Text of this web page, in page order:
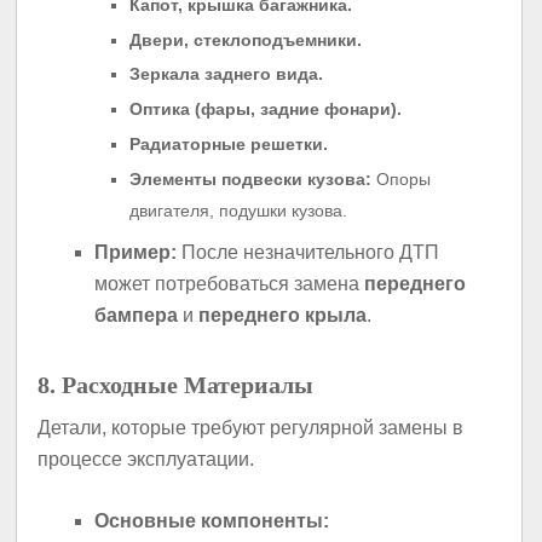
Капот, крышка багажника.
Двери, стеклоподъемники.
Зеркала заднего вида.
Оптика (фары, задние фонари).
Радиаторные решетки.
Элементы подвески кузова: Опоры
двигателя, подушки кузова.
Пример: После незначительного ДТП
может потребоваться замена переднего
бампера и переднего крыла.
8. Расходные Материалы
Детали, которые требуют регулярной замены в
процессе эксплуатации.
Основные компоненты: